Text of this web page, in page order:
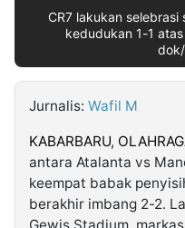
Kabarbaru.co
CR7 lakukan
kedudukan 1-1
Jurnalis: Wafil M
KABARBARU,
antara Atalanta vs
keempat babak
berakhir imbang 2-2.